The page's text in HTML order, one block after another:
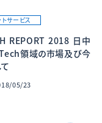
サービス
REPORT 2018 日中
領域の市場及び今
05/23